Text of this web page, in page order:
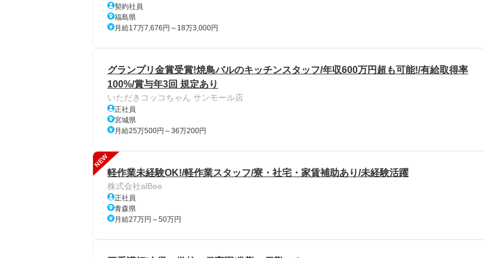
契約社員
福島県
月給17万7,676円～18万3,000円
グランプリ金賞受賞!焼鳥バルのキッチンスタッフ/年収600万円超も可能!/有給取得率
100%/賞与年3回 規定あり
いただきコッコちゃん サンモール店
正社員
宮城県
月給25万500円～36万200円
NEW
軽作業未経験OK!/軽作業スタッフ/寮・社宅・家賃補助あり/未経験活躍
株式会社alBee
正社員
青森県
月給27万円～50万円